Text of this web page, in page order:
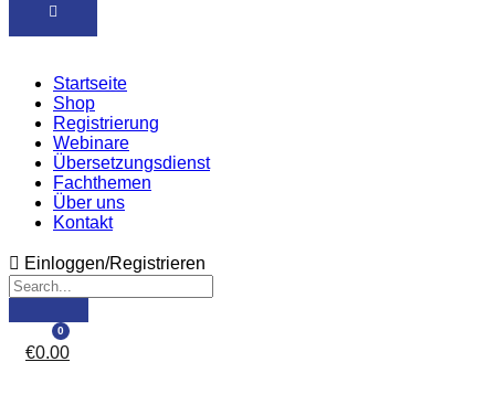
Startseite
Shop
Registrierung
Webinare
Übersetzungsdienst
Fachthemen
Über uns
Kontakt
Einloggen/Registrieren
0
€0.00